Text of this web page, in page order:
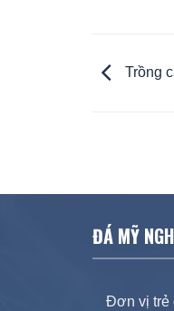
Trồng
ĐÁ MỸ
Đơn vị trẻ